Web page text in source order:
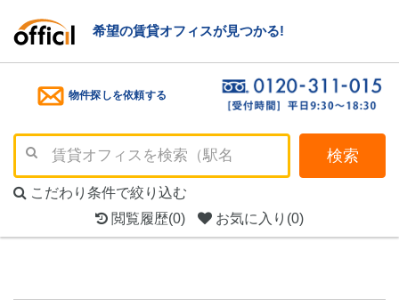
希望の賃貸オフィスが見つかる!
物件探しを依頼する
検索
こだわり条件で絞り込む
閲覧履歴(0) お気に入り (0)